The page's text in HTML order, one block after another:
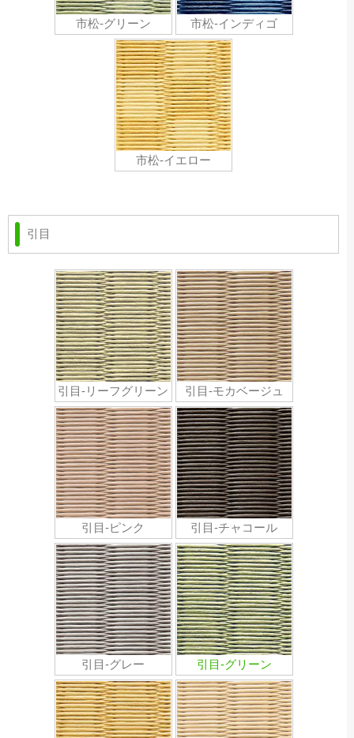
市松-グリーン 市松-インディゴ
市松-イエロー
引目
引目-リーフグリーン 引目-モカベージュ
引目-ピンク 引目-チャコール
引目-グレー 引目-グリーン